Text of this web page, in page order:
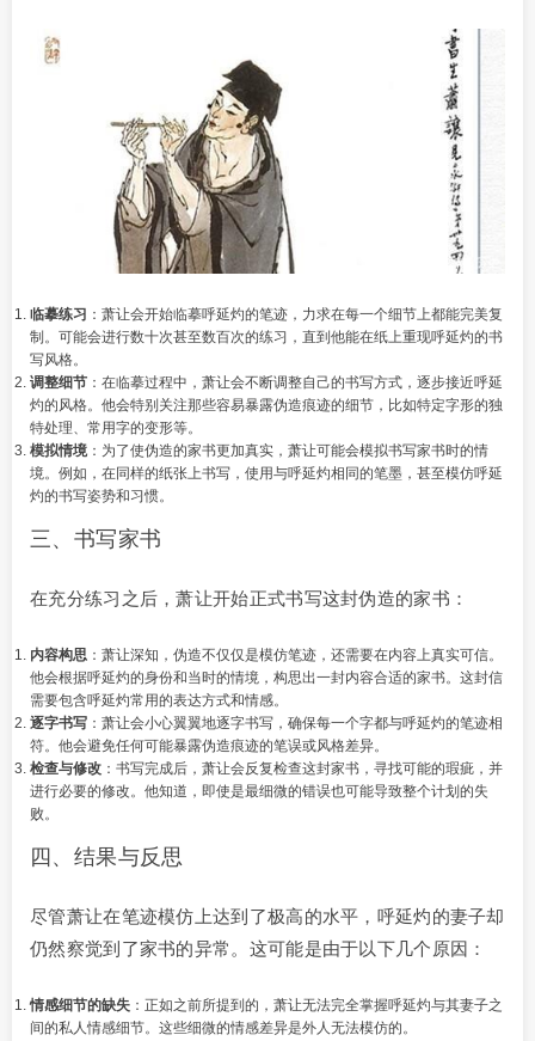
临摹练习 ：萧让会开始临摹呼延灼的笔迹，力求在每一个细节上都能完美复
制。可能会进行数十次甚至数百次的练习，直到他能在纸上重现呼延灼的书
写风格。
调整细节 ：在临摹过程中，萧让会不断调整自己的书写方式，逐步接近呼延
灼的风格。他会特别关注那些容易暴露伪造痕迹的细节，比如特定字形的独
特处理、常用字的变形等。
模拟情境 ：为了使伪造的家书更加真实，萧让可能会模拟书写家书时的情
境。例如，在同样的纸张上书写，使用与呼延灼相同的笔墨，甚至模仿呼延
灼的书写姿势和习惯。
三、书写家书
在充分练习之后，萧让开始正式书写这封伪造的家书：
内容构思 ：萧让深知，伪造不仅仅是模仿笔迹，还需要在内容上真实可信。
他会根据呼延灼的身份和当时的情境，构思出一封内容合适的家书。这封信
需要包含呼延灼常用的表达方式和情感。
逐字书写 ：萧让会小心翼翼地逐字书写，确保每一个字都与呼延灼的笔迹相
符。他会避免任何可能暴露伪造痕迹的笔误或风格差异。
检查与修改 ：书写完成后，萧让会反复检查这封家书，寻找可能的瑕疵，并
进行必要的修改。他知道，即使是最细微的错误也可能导致整个计划的失
败。
四、结果与反思
尽管萧让在笔迹模仿上达到了极高的水平，呼延灼的妻子却
仍然察觉到了家书的异常。这可能是由于以下几个原因：
情感细节的缺失 ：正如之前所提到的，萧让无法完全掌握呼延灼与其妻子之
间的私人情感细节。这些细微的情感差异是外人无法模仿的。